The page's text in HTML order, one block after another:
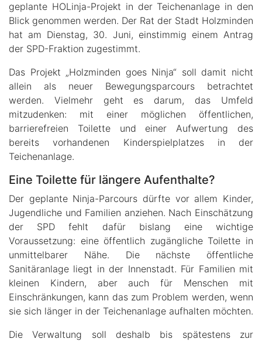
geplante HOLinja-Projekt in der Teichenanlage in den
Blick genommen werden. Der Rat der Stadt Holzminden
hat am Dienstag, 30. Juni, einstimmig einem Antrag
der SPD-Fraktion zugestimmt.
Das Projekt „Holzminden goes Ninja“ soll damit nicht
allein als neuer Bewegungsparcours betrachtet
werden. Vielmehr geht es darum, das Umfeld
mitzudenken: mit einer möglichen öffentlichen,
barrierefreien Toilette und einer Aufwertung des
bereits vorhandenen Kinderspielplatzes in der
Teichenanlage.
Eine Toilette für längere Aufenthalte?
Der geplante Ninja-Parcours dürfte vor allem Kinder,
Jugendliche und Familien anziehen. Nach Einschätzung
der SPD fehlt dafür bislang eine wichtige
Voraussetzung: eine öffentlich zugängliche Toilette in
unmittelbarer Nähe. Die nächste öffentliche
Sanitäranlage liegt in der Innenstadt. Für Familien mit
kleinen Kindern, aber auch für Menschen mit
Einschränkungen, kann das zum Problem werden, wenn
sie sich länger in der Teichenanlage aufhalten möchten.
Die Verwaltung soll deshalb bis spätestens zur